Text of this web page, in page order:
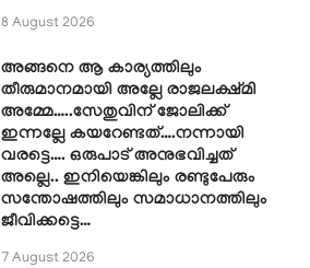
8 August 2026
അങ്ങനെ ആ കാര്യത്തിലും
തീരുമാനമായി അല്ലേ രാജലക്ഷ്മി
അമ്മേ…..സേതുവിന് ജോലിക്ക്
ഇന്നല്ലേ കയറേണ്ടത്….നന്നായി
വരട്ടെ…. ഒരുപാട് അനുഭവിച്ചത്
അല്ലെ.. ഇനിയെങ്കിലും രണ്ടുപേരും
സന്തോഷത്തിലും സമാധാനത്തിലും
ജീവിക്കട്ടെ…
7 August 2026